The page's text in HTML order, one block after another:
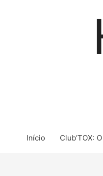
Início Club’TOX: